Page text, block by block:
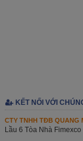
KẾT NỐI VỚI
CTY TNHH TĐB QUANG
Lầu 6 Tòa Nhà